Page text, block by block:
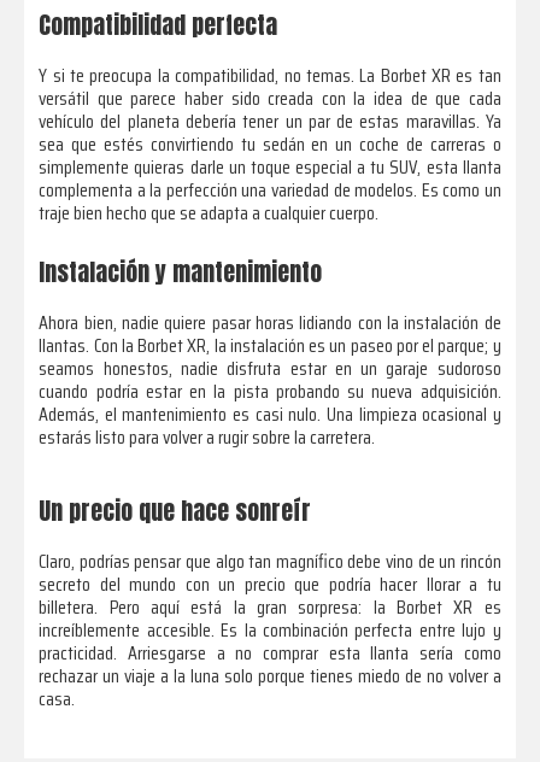
Compatibilidad perfecta
Y si te preocupa la compatibilidad, no temas. La Borbet XR es tan
versátil que parece haber sido creada con la idea de que cada
vehículo del planeta debería tener un par de estas maravillas. Ya
sea que estés convirtiendo tu sedán en un coche de carreras o
simplemente quieras darle un toque especial a tu SUV, esta llanta
complementa a la perfección una variedad de modelos. Es como un
traje bien hecho que se adapta a cualquier cuerpo.
Instalación y mantenimiento
Ahora bien, nadie quiere pasar horas lidiando con la instalación de
llantas. Con la Borbet XR, la instalación es un paseo por el parque; y
seamos honestos, nadie disfruta estar en un garaje sudoroso
cuando podría estar en la pista probando su nueva adquisición.
Además, el mantenimiento es casi nulo. Una limpieza ocasional y
estarás listo para volver a rugir sobre la carretera.
Un precio que hace sonreír
Claro, podrías pensar que algo tan magnífico debe vino de un rincón
secreto del mundo con un precio que podría hacer llorar a tu
billetera. Pero aquí está la gran sorpresa: la Borbet XR es
increíblemente accesible. Es la combinación perfecta entre lujo y
practicidad. Arriesgarse a no comprar esta llanta sería como
rechazar un viaje a la luna solo porque tienes miedo de no volver a
casa.